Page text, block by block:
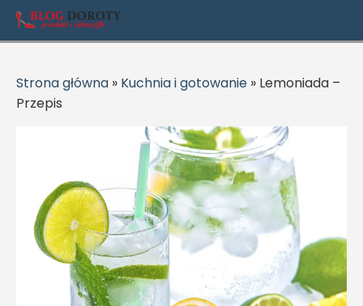
Strona główna » Kuchnia i gotowanie » Lemoniada –
Przepis